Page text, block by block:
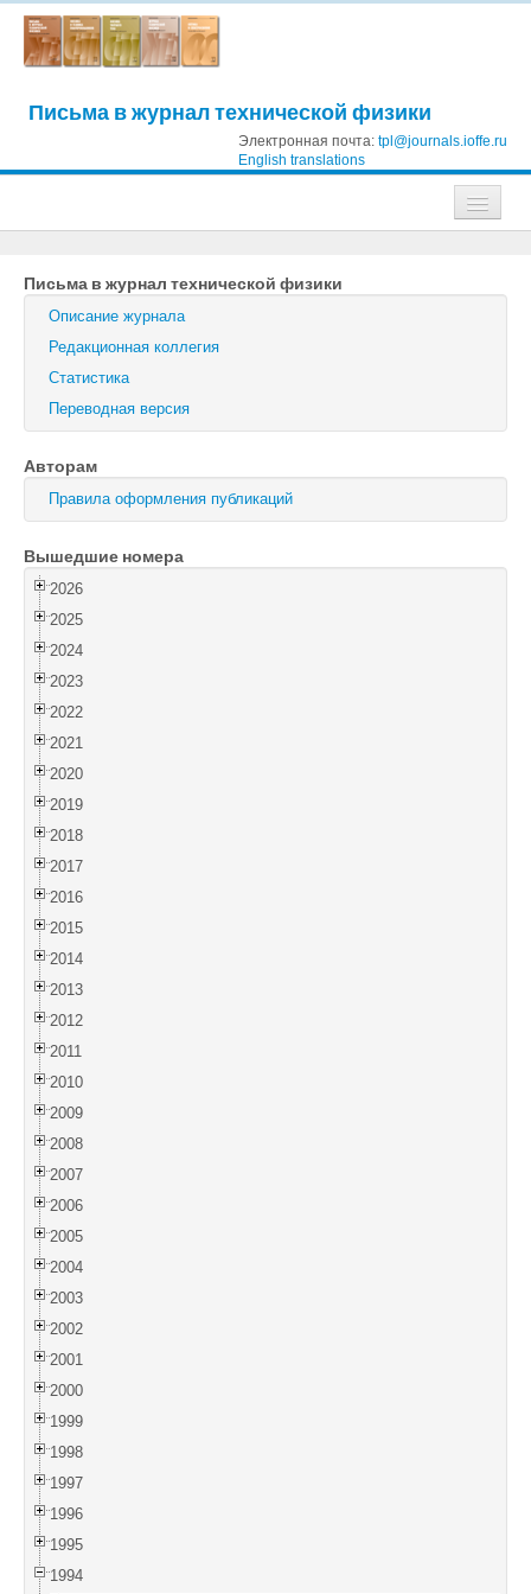
Письма в журнал технической физики
Электронная почта: tpl@journals.ioffe.ru
English translations
Журнал технической физики
Письма в Журнал технической физики
Физика твердого тела
Физика и техника полупроводников
Оптика и спектроскопия
Поиск
Войти
Письма в журнал технической физики
Описание журнала
Редакционная коллегия
Статистика
Переводная версия
Авторам
Правила оформления публикаций
Вышедшие номера
2026
2025
2024
2023
2022
2021
2020
2019
2018
2017
2016
2015
2014
2013
2012
2011
2010
2009
2008
2007
2006
2005
2004
2003
2002
2001
2000
1999
1998
1997
1996
1995
1994